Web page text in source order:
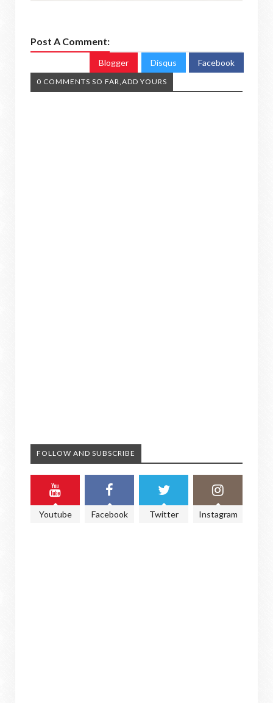
Post A Comment:
Blogger Disqus Facebook
0 COMMENTS SO FAR,ADD YOURS
FOLLOW AND SUBSCRIBE
Youtube Facebook Twitter Instagram